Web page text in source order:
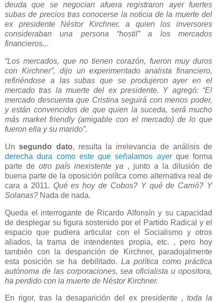
deuda que se negocian afuera registraron ayer fuertes
subas de precios tras conocerse la noticia de la muerte del
ex presidente Néstor Kirchner, a quien los inversores
consideraban una persona “hostil” a los mercados
financieros...
“Los mercados, que no tienen corazón, fueron muy duros
con Kirchner”, dijo un experimentado analista financiero,
refiriéndose a las subas que se produjeron ayer en el
mercado tras la muerte del ex presidente. Y agregó: “El
mercado descuenta que Cristina seguirá con menos poder,
y están convencidos de que quien la suceda, será mucho
más market friendly (amigable con el mercado) de lo que
fueron ella y su marido”.
Un segundo dato, resulta la irrelevancia de análisis de
derecha dura como este que señalamos ayer que forma
parte de otro país inexistente ya , junto a la dilusión de
buena parte de la oposición polítca como alternativa real de
cara a 2011. Qué es hoy de Cobos? Y qué de Carrió? Y
Solanas? Nada de nada.
Queda el interrogante de Ricardo Alfonsín y su capacidad
de desplegar su figura sostenido por el Partido Radical y el
espacio que pudiera articular con el Socialismo y otros
aliados, la trama de intendentes propia, etc. , pero hoy
también con la desparición de Kirchner, paradojalmente
esta posición se ha debilitado. La política como práctica
autónoma de las corporaciones, sea oficialista u opositora,
ha perdido con la muerte de Néstor Kirchner.
En rigor, tras la desaparición del ex presidente , toda la